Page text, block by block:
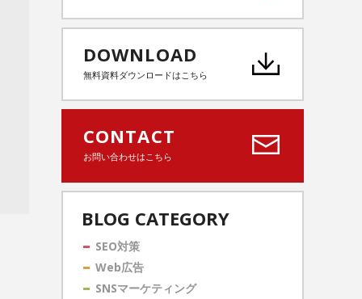
DOWNLOAD
無料資料ダウンロードはこちら
CONTACT
お問い合わせはこちら
BLOG CATEGORY
SEO対策
Web広告
SNSマーケティング